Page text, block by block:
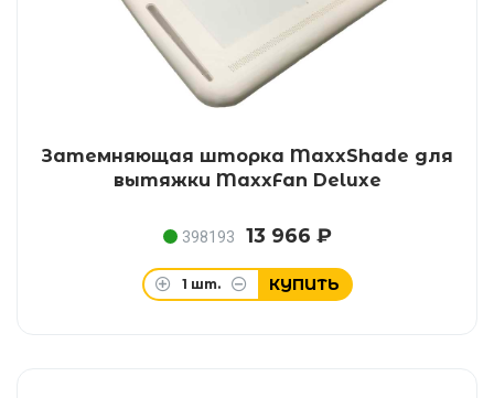
Затемняющая шторка MaxxShade для
вытяжки MaxxFan Deluxe
398193 13 966 ₽
1 шт. КУПИТЬ